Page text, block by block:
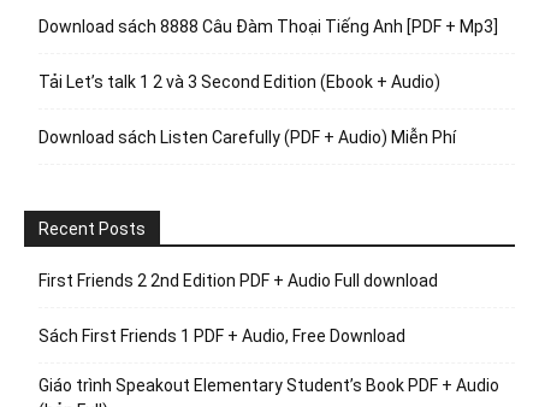
Download sách 8888 Câu Đàm Thoại Tiếng Anh [PDF + Mp3]
Tải Let’s talk 1 2 và 3 Second Edition (Ebook + Audio)
Download sách Listen Carefully (PDF + Audio) Miễn Phí
Recent Posts
First Friends 2 2nd Edition PDF + Audio Full download
Sách First Friends 1 PDF + Audio, Free Download
Giáo trình Speakout Elementary Student’s Book PDF + Audio